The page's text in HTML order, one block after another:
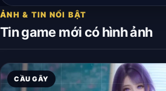
ẢNH & TIN NỔI BẬT
Tin game mới có hình ảnh
CẦU GÃY